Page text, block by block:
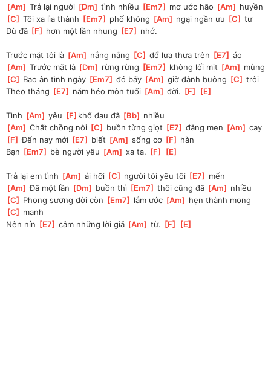
[Am ] Trả lại người [Dm ] tình nhiều [Em7 mơ ước hão [Am
huyền
[C ] Tôi xa lìa thành [Em7 phố không [Am ngại ngần ưu [C ] tư
Dù đã [F hơn một lần nhung [E7 nhớ.
Trước mặt tôi là [Am nắng nắng [C ] đổ lưa thưa trên [E7 ] áo
[Am ] Trước mặt là [Dm rừng rừng [Em7 không lối mịt [Am
mùng
[C Bao ân tình ngày [Em7 ] đó bấy [Am ] giờ đành buông [C ] trôi
Theo tháng [E7 năm héo mòn tuổi [Am ] đời. [F [E
Tình [Am ] yêu [F ]khổ đau đã [Bb
nhiều
[Am ] Chất chồng nỗi [C buồn từng giọt [E7 ] đắng men [Am ] cay
[F ] Đến nay mới [E7 biết [Am ] sống cơ [F
hàn
Bạn [Em7 bè người yêu [Am ] xa ta. [F [E
Trả lại em tình [Am ] ái hỡi [C người tôi yêu tôi [E7
mến
[Am ] Đã một lần [Dm buồn thì [Em7 ] thôi cũng đã [Am
nhiều
[C Phong sương đời còn [Em7 lắm ước [Am hẹn thành mong
C
manh
Nên nín [E7 ] câm những lời giã [Am ] từ. [F [E